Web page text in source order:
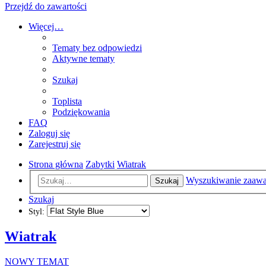
Przejdź do zawartości
Więcej…
Tematy bez odpowiedzi
Aktywne tematy
Szukaj
Toplista
Podziękowania
FAQ
Zaloguj się
Zarejestruj się
Strona główna Zabytki Wiatrak
Szukaj
Wyszukiwanie
Szukaj
Styl:
Wiatrak
NOWY TEMAT